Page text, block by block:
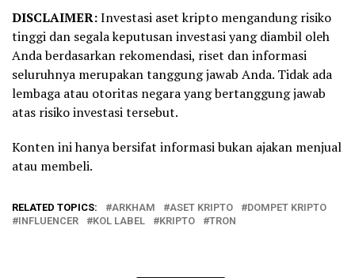
DISCLAIMER:Investasi aset kripto mengandung risiko
tinggi dan segala keputusan investasi yang diambil oleh
Anda berdasarkan rekomendasi, riset dan informasi
seluruhnya merupakan tanggung jawab Anda. Tidak ada
lembaga atau otoritas negara yang bertanggung jawab
atas risiko investasi tersebut.
Konten ini hanya bersifat informasi bukan ajakan menjual
atau membeli.
RELATED TOPICS: ARKHAM ASET KRIPTO
DOMPET KRIPTO
INFLUENCER
KOL LABEL KRIPTO TRON